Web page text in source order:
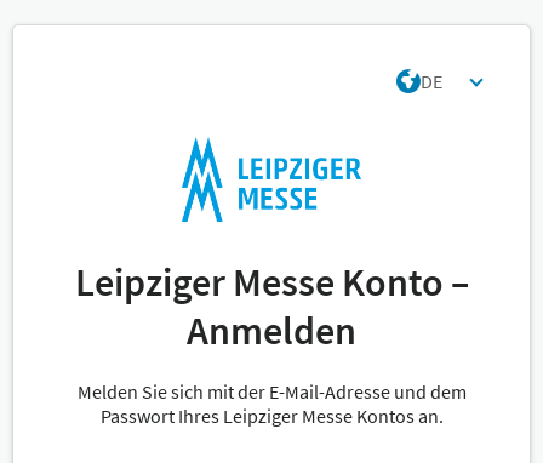
DE
Leipziger Messe Konto –
Anmelden
Melden Sie sich mit der E-Mail-Adresse und dem
Passwort Ihres Leipziger Messe Kontos an.